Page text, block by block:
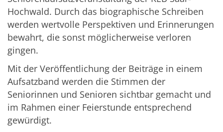
Hochwald. Durch das biographische Schreiben
werden wertvolle Perspektiven und Erinnerungen
bewahrt, die sonst möglicherweise verloren
gingen.
Mit der Veröffentlichung der Beiträge in einem
Aufsatzband werden die Stimmen der
Seniorinnen und Senioren sichtbar gemacht und
im Rahmen einer Feierstunde entsprechend
gewürdigt.